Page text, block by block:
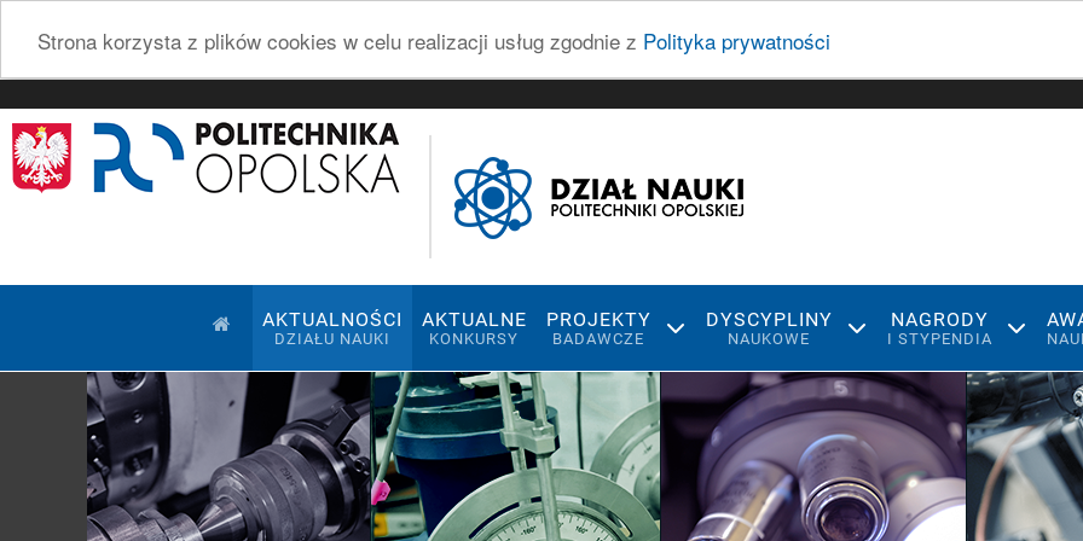
Strona korzysta z plików cookies w celu realizacji usług zgodnie z Polityka prywatności
AKTUALNOŚCI
DZIAŁU NAUKI
AKTUALNE
KONKURSY
PROJEKTY
BADAWCZE
DYSCYPLINY
NAUKOWE
NAGRODY
I STYPENDIA
Pokaz slajdów